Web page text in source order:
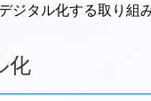
ジタル化する取り組
化